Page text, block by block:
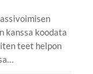
kanssa koodata
teet helpon